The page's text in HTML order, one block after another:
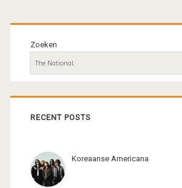
Primaire
sidebar
Zoeken
RECENT POSTS
Koreaanse Americana